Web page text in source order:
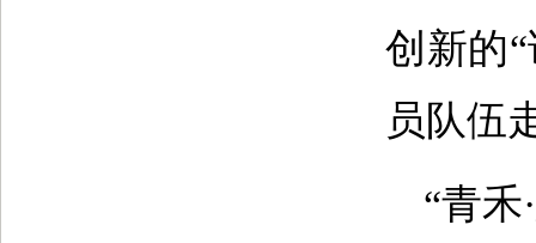
创新的
员队伍
“青